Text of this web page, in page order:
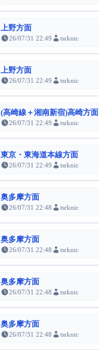
上野方面
26/07/31 22:49 tsrknic
上野方面
26/07/31 22:49 tsrknic
(高崎線＋湘南新宿)高崎方面
26/07/31 22:49 tsrknic
東京・東海道本線方面
26/07/31 22:49 tsrknic
奥多摩方面
26/07/31 22:48 tsrknic
奥多摩方面
26/07/31 22:48 tsrknic
奥多摩方面
26/07/31 22:48 tsrknic
奥多摩方面
26/07/31 22:48 tsrknic